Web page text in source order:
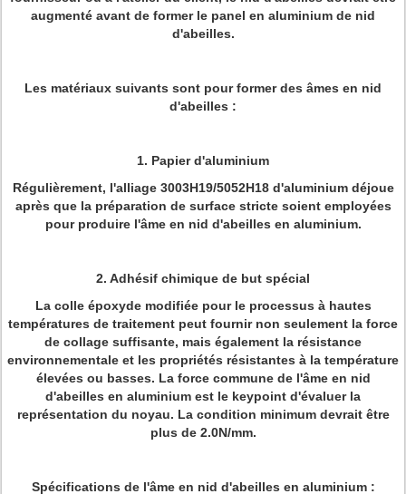
augmenté avant de former le panel en aluminium de nid
d'abeilles.
Les matériaux suivants sont pour former des âmes en nid
d'abeilles :
1. Papier d'aluminium
Régulièrement, l'alliage 3003H19/5052H18 d'aluminium déjoue
après que la préparation de surface stricte soient employées
pour produire l'âme en nid d'abeilles en aluminium.
2. Adhésif chimique de but spécial
La colle époxyde modifiée pour le processus à hautes
températures de traitement peut fournir non seulement la force
de collage suffisante, mais également la résistance
environnementale et les propriétés résistantes à la température
élevées ou basses. La force commune de l'âme en nid
d'abeilles en aluminium est le keypoint d'évaluer la
représentation du noyau. La condition minimum devrait être
plus de 2.0N/mm.
Spécifications de l'âme en nid d'abeilles en aluminium :